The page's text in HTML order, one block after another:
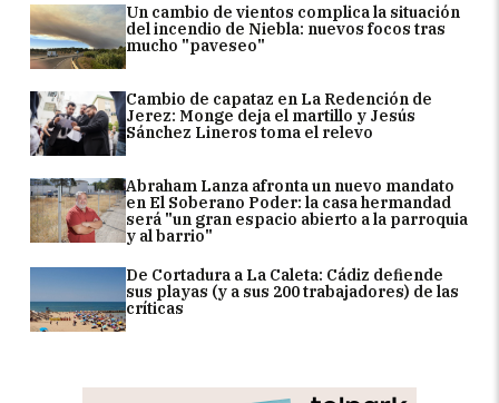
Un cambio de vientos complica la situación
del incendio de Niebla: nuevos focos tras
mucho "paveseo"
Cambio de capataz en La Redención de
Jerez: Monge deja el martillo y Jesús
Sánchez Lineros toma el relevo
Abraham Lanza afronta un nuevo mandato
en El Soberano Poder: la casa hermandad
será "un gran espacio abierto a la parroquia
y al barrio"
De Cortadura a La Caleta: Cádiz defiende
sus playas (y a sus 200 trabajadores) de las
críticas